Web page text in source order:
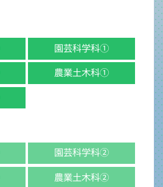
園芸科学科①
農業土木科①
園芸科学科②
農業土木科②